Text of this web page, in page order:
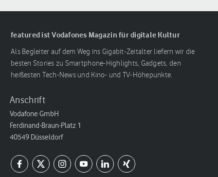
featured ist Vodafones Magazin für digitale Kultur
Als Begleiter auf dem Weg ins Gigabit-Zeitalter liefern wir die
besten Stories zu Smartphone-Highlights, Gadgets, den
heißesten Tech-News und Kino- und TV-Höhepunkte.
Anschrift
Vodafone GmbH
Ferdinand-Braun-Platz 1
40549 Düsseldorf